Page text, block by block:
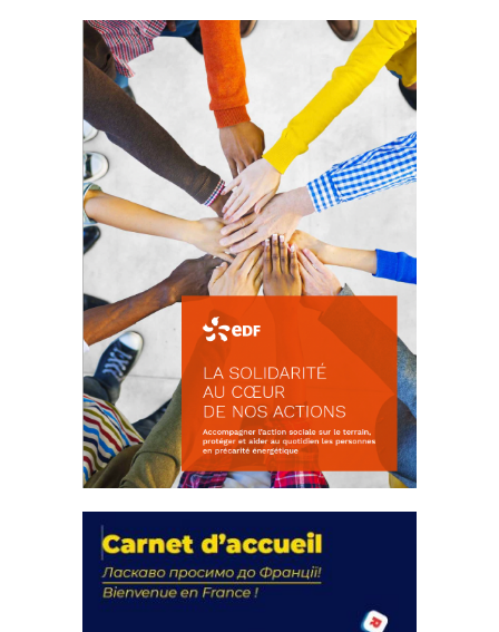
La prévention des conflits
d’intérêts
18 septembre 2023
FEUILLETER
actions
18 septembre 2023
FEUILLETER